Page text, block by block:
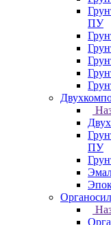
ПУ
ПУ